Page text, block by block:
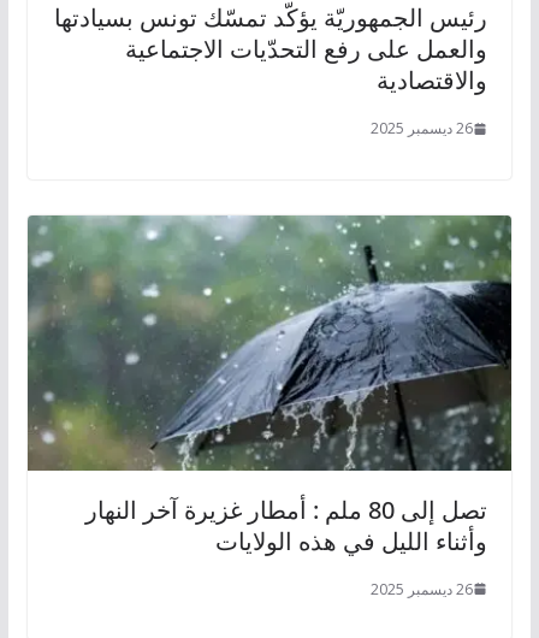
رئيس الجمهوريّة يؤكّد تمسّك تونس بسيادتها
والعمل على رفع التحدّيات الاجتماعية
والاقتصادية
26 ديسمبر 2025
تصل إلى 80 ملم : أمطار غزيرة آخر النهار
وأثناء الليل في هذه الولايات
26 ديسمبر 2025